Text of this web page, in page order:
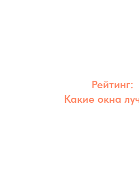
Рейтинг:
Какие окна